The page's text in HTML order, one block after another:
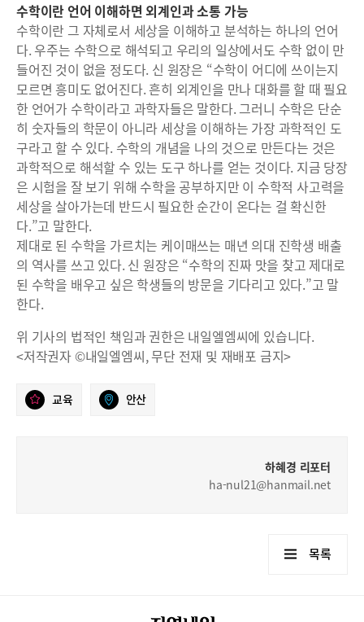
수학이란 언어 이해하면 외계인과 소통 가능
수학이란 그 자체로서 세상을 이해하고 분석하는 하나의 언어
다. 우주는 수학으로 해석되고 우리의 일상에서도 수학 없이 만
들어진 것이 없을 정도다. 신 원장은 “수학이 어디에 쓰이는지
모르면 흥미도 없어진다. 흔히 외계인을 만나 대화를 할 때 필요
한 언어가 수학이라고 과학자들은 말한다. 그러니 수학은 단순
히 숫자들의 학문이 아니라 세상을 이해하는 가장 과학적인 도
구라고 할 수 있다. 수학의 개념을 나의 것으로 만든다는 것은
과학적으로 해석할 수 있는 도구 하나를 얻는 것이다. 지금 당장
은 시험을 잘 보기 위해 수학을 공부하지만 이 수학적 사고력을
세상을 살아가는데 반드시 필요한 순간이 온다는 걸 확신한
다.”고 말한다.
제대로 된 수학을 가르치는 케이매쓰는 매년 의대 진학생 배출
의 역사를 쓰고 있다. 신 원장은 “수학의 진짜 맛을 찾고 제대로
된 수학을 배우고 싶은 학생들의 방문을 기다리고 있다.”고 말
한다.
위 기사의 법적인 책임과 권한은 내일엘엠씨에 있습니다.
<저작권자 ©내일엘엠씨, 무단 전재 및 재배포 금지>
교육 안산
하혜경 리포터
ha-nul21@hanmail.net
목록